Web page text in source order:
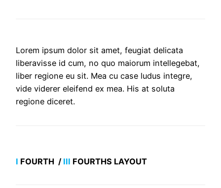
Lorem ipsum dolor sit amet, feugiat delicata
liberavisse id cum, no quo maiorum intellegebat,
liber regione eu sit. Mea cu case ludus integre,
vide viderer eleifend ex mea. His at soluta
regione diceret.
I FOURTH / III FOURTHS LAYOUT